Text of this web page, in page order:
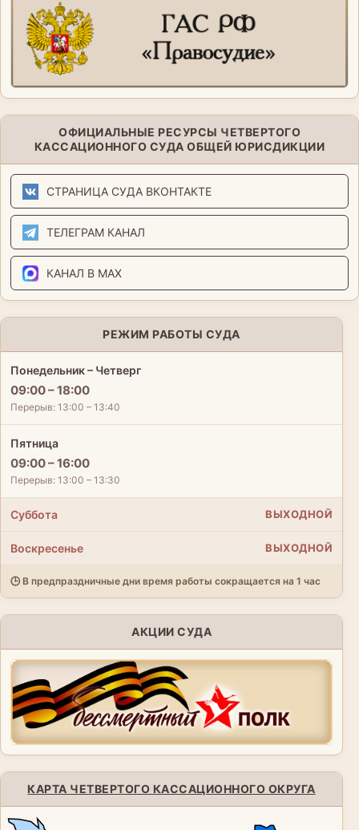
ОФИЦИАЛЬНЫЕ РЕСУРСЫ ЧЕТВЕРТОГО
КАССАЦИОННОГО СУДА ОБЩЕЙ ЮРИСДИКЦИИ
СТРАНИЦА СУДА ВКОНТАКТЕ
ТЕЛЕГРАМ КАНАЛ
КАНАЛ В MAX
РЕЖИМ РАБОТЫ СУДА
Понедельник – Четверг
09:00 – 18:00
Перерыв: 13:00 – 13:40
Пятница
09:00 – 16:00
Перерыв: 13:00 – 13:30
Суббота ВЫХОДНОЙ
Воскресенье ВЫХОДНОЙ
🕒 В предпраздничные дни время работы сокращается на 1 час
АКЦИИ СУДА
КАРТА ЧЕТВЕРТОГО КАССАЦИОННОГО ОКРУГА